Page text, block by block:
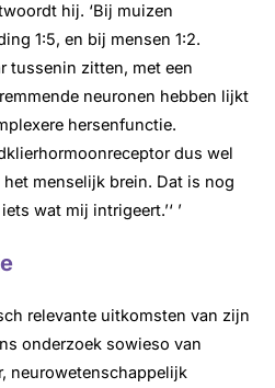
hij. ‘Bij muizen
1:5, en bij mensen 1:2.
tussenin zitten, met een
neuronen hebben lijkt
hersenfunctie.
dus wel
menselijk brein. Dat is nog
wat mij intrigeert.’‘ ’
relevante uitkomsten van zijn
onderzoek sowieso van
neurowetenschappelijk